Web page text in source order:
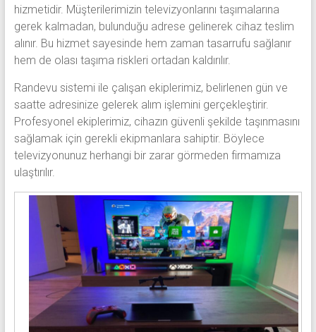
hizmetidir. Müşterilerimizin televizyonlarını taşımalarına
gerek kalmadan, bulunduğu adrese gelinerek cihaz teslim
alınır. Bu hizmet sayesinde hem zaman tasarrufu sağlanır
hem de olası taşıma riskleri ortadan kaldırılır.
Randevu sistemi ile çalışan ekiplerimiz, belirlenen gün ve
saatte adresinize gelerek alım işlemini gerçekleştirir.
Profesyonel ekiplerimiz, cihazın güvenli şekilde taşınmasını
sağlamak için gerekli ekipmanlara sahiptir. Böylece
televizyonunuz herhangi bir zarar görmeden firmamıza
ulaştırılır.